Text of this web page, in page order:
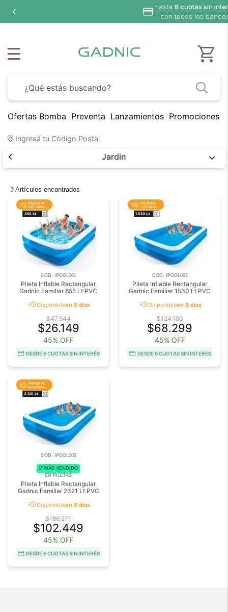
Hasta 6 cuotas sin
con todos los
Ofertas Bomba Preventa Lanzamientos Promociones
Ingresá tu Código Postal
Jardin
3 Artículos encontrados
COD. IPOOL001
Pileta Inflable Rectangular
Gadnic Familiar 855 Lt PVC
acuteDisponibleen 9 días
$47.544
$26.149
45% OFF
DESDE 6 CUOTAS SIN INTERÉS
COD. IPOOL002
Pileta Inflable Rectangular
Gadnic Familiar 1530 Lt PVC
acuteDisponibleen 9 días
$124.180
$68.299
45% OFF
DESDE 6 CUOTAS SIN INTERÉS
COD. IPOOL003
1º MÁS VENDIDO
EN PILETAS
Pileta Inflable Rectangular
Gadnic Familiar 2321 Lt PVC
acuteDisponibleen 9 días
$186.271
$102.449
45% OFF
DESDE 6 CUOTAS SIN INTERÉS